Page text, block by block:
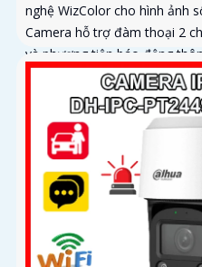
nghệ WizColor cho hình ảnh
Camera hỗ trợ đàm thoại 2
và phương tiện báo động